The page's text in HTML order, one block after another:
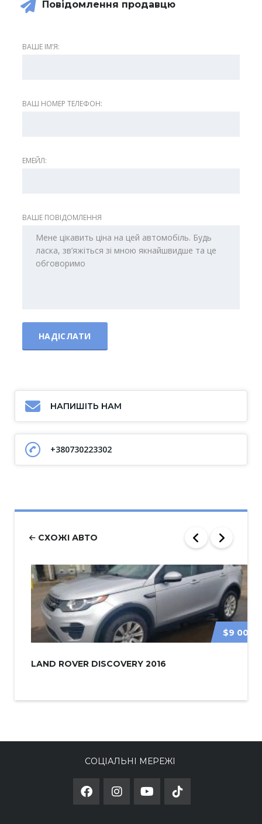
Повідомлення продавцю
ВАШЕ ІМʼЯ:
ВАШ НОМЕР ТЕЛЕФОН:
ЕМЕЙЛ:
ВАШЕ ПОВІДОМЛЕННЯ
НАПИШІТЬ НАМ
+380730223302
СХОЖІ АВТО
$9 000
LAND ROVER DISCOVERY 2016
СОЦІАЛЬНІ МЕРЕЖІ